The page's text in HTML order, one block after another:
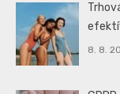
8. 8.